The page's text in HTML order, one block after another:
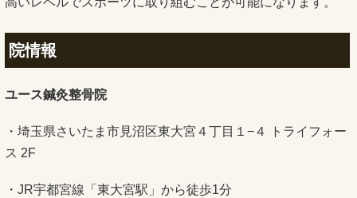
院情報
ユース鍼灸整骨院
・埼玉県さいたま市見沼区東大宮４丁目１−４ トライフォー
ス 2F
・JR宇都宮線「東大宮駅」から徒歩1分